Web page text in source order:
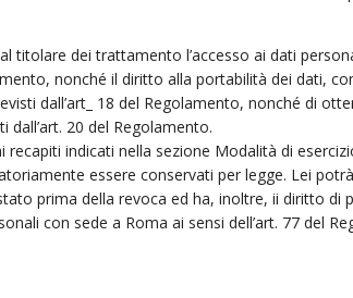
titolare dei trattamento l’accesso ai dati
nonché il diritto alla portabilità dei dati,
dall’art_ 18 del Regolamento, nonché di
dall’art. 20 del Regolamento.
indicati nella sezione Modalità di
essere conservati per legge. Lei
prima della revoca ed ha, inoltre, ii diritto
con sede a Roma ai sensi dell’art. 77 del